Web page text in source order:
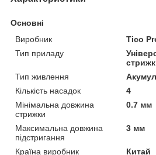
Основні
Виробник
Tico
Тип приладу
Тип живлення
Кількість насадок
4
Мінімальна довжина
стрижки
0.7 мм
Максимальна довжина
підстригання
3 мм
Країна виробник
Китай